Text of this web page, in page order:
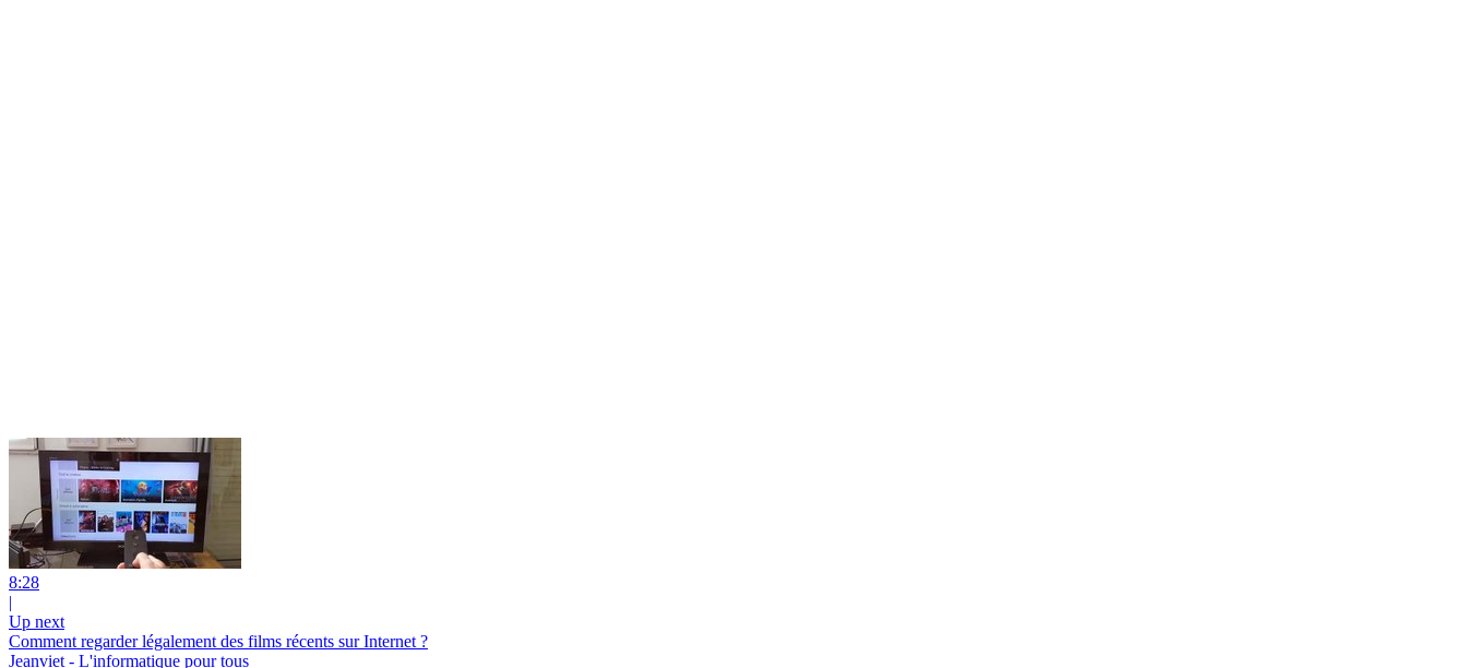
8:28
|
Up next
Comment regarder légalement des films récents sur Internet ?
Jeanviet - L'informatique pour tous